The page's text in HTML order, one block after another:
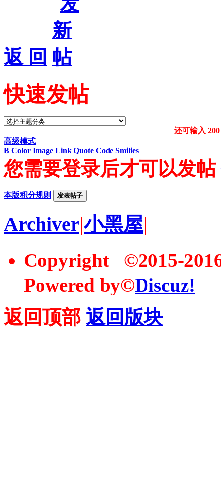
返 回
快速发帖
还可输入200
高级模式
B Color Image Link Quote Code Smilies
您需要登录后才可以发帖
本版积分规则 发表帖子
Archiver|小黑屋|
Copyright ©2015-
Powered by©Discuz!
返回顶部 返回版块